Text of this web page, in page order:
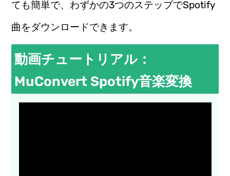
ても簡単で、わずかの3つのステップでSpotify
曲をダウンロードできます。
動画チュートリアル：
MuConvert Spotify音楽変換